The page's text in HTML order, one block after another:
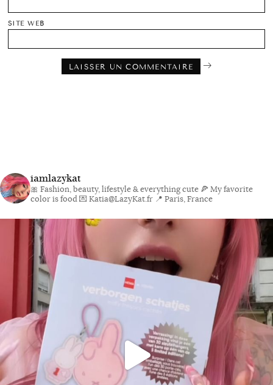
SITE WEB
iamlazykat
🎀 Fashion, beauty, lifestyle & everything cute 🍕 My favorite
color is food💌 Katia@LazyKat.fr 📍 Paris, France